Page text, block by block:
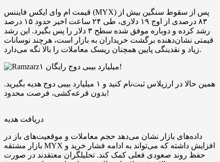
قیمت ام‌ وای‌ ایکس فایننس (MYX) پس از سقوط سنگین بیش از
۸۳ درصدی از اوج ۱۹ دلاری، طی ۲۴ ساعت اخیر حدود ۱۵ درصد
رشد کرده و دوباره موفق شده سطح ۳ دلار را پس بگیرد. این رشد
قیمتی نشان‌دهنده برگشت خریداران به بازار است، هرچند نوسانات
زیاد و نقدینگی پایین همچنان ریسک معاملات را بالا نگه می‌دارد.
۱ میلیارد بیبی دوج رایگان!
همین حالا در ارزپلاس ثبت‌نام کنید و ۱ میلیارد بیبی دوج هدیه بگیرید.
بدون قرعه‌کشی، فرصت محدود!
دریافت هدیه
داده‌های بازار نشان می‌دهد حجم معاملات و موقعیت‌های باز در
بازار مشتقه MYX افزایش داشته که می‌تواند به ادامه فشار خرید و
حفظ روند صعودی فعلی کمک کند. تحلیلگران معتقدند در صورت